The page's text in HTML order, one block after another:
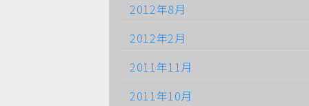
2012年8月
2012年2月
2011年11月
2011年10月